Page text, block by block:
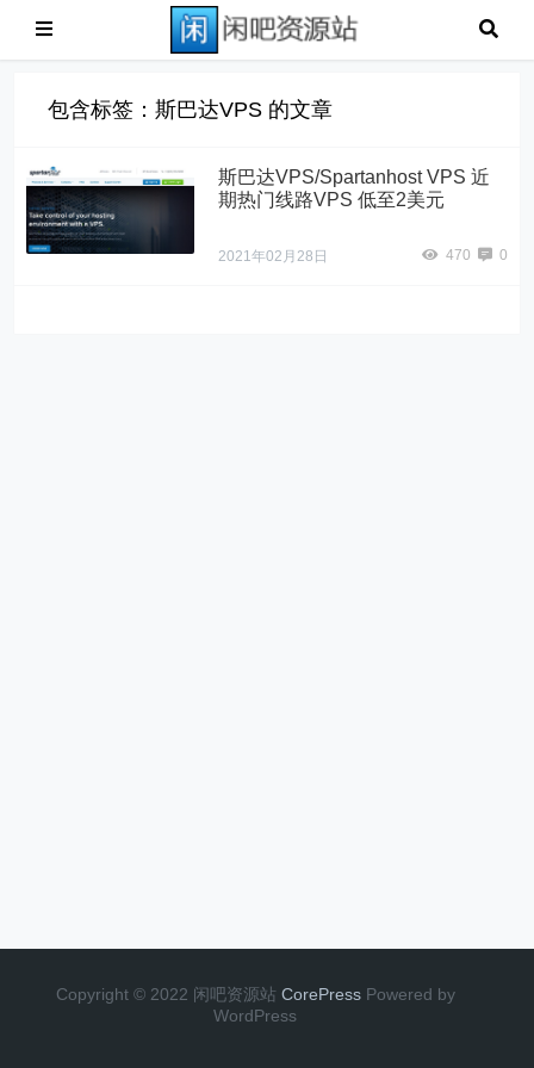
包含标签：斯巴达VPS 的文章
斯巴达VPS/Spartanhost VPS 近
期热门线路VPS 低至2美元
2021年02月28日 470 0
Copyright © 2022 闲吧资源站 CorePress Powered by
WordPress